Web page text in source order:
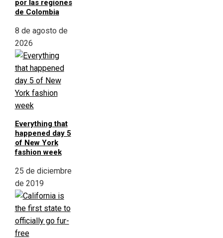
por las regiones
de Colombia
8 de agosto de
2026
Everything that
happened day 5
of New York
fashion week
25 de diciembre
de 2019